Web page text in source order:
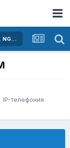
Телефония: классическая, IP-телефония (VoIP), NGN сети
телефония